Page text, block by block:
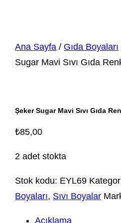
Ana Sayfa / Gıda Boyaları
Sugar Mavi Sıvı Gıda
Şeker Sugar Mavi Sıvı Gıda
₺85,00
2 adet stokta
Stok kodu: EYL69
Boyaları, Sıvı Boyalar
Açıklama